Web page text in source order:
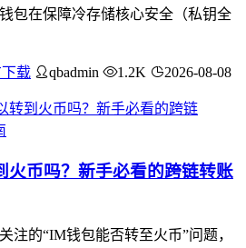
包在保障冷存储核心安全（私钥全
载 qbadmin 1.2K 2026-08-08
火币吗？新手必看的跨链转账
注的“IM钱包能否转至火币”问题，